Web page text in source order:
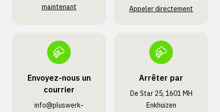
maintenant
Appeler directement
Envoyez-nous un
courrier
info@pluswerk­
Arrêter par
De Star 25, 1601 MH
Enkhuizen